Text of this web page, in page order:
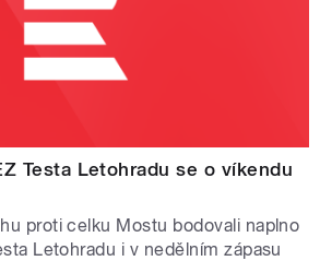
Testa Letohradu se o víkendu
proti celku Mostu bodovali naplno
Letohradu i v nedělním zápasu